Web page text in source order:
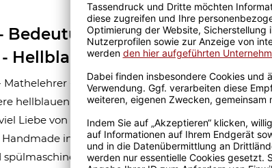
Bedeutung eines
Hellblau
Mathelehrer - ist eine tolle Geschenkidee, egal zu
hellblauen Berufe-Tassen aus hochwertiger
Liebe von unserem Grafik-Team designt. Mit viel
in unserer eigenen Produktion bedruckt.
spülmaschinen- und mikrowellen geeignet. Somit